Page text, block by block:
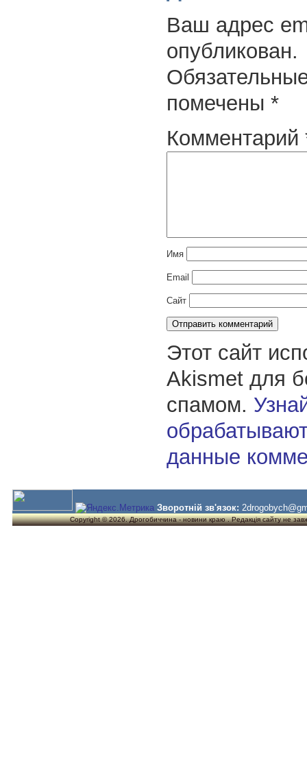
Ваш адрес
опубликован.
помечены *
Комментарий
Имя
Email
Сайт
Этот сайт
Akismet для
спамом.
данные
Зворотній зв'язок:
Copyright © 2026. Дрогобиччина - новини краю . Редакція сайту не